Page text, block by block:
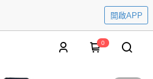
開啟APP
0